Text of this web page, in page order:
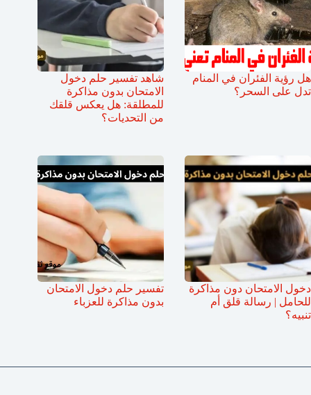
هل رؤية الفئران في المنام
تدل على السحر؟
شاهد تفسير حلم دخول
الامتحان بدون مذاكرة
للمطلقة: هل يعكس قلقك
من التحديات؟
دخول الامتحان دون مذاكرة
للحامل | رسالة قلق أم
تنبيه؟
تفسير حلم دخول الامتحان
بدون مذاكرة للعزباء